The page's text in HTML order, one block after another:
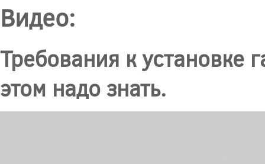
Видео:
Требования к установке
этом надо знать.